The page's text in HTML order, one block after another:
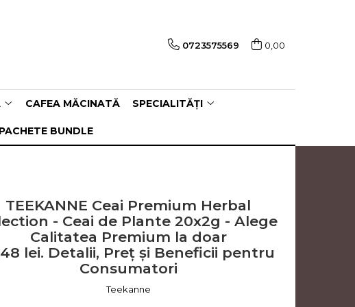
0723575569 0,00
CAFEA MĂCINATĂ SPECIALITĂȚI
PACHETE BUNDLE
TEEKANNE Ceai Premium Herbal
- Ceai de Plante 20x2g - Alege
Calitatea Premium la doar
lei. Detalii, Preț și Beneficii pentru
Consumatori
Teekanne